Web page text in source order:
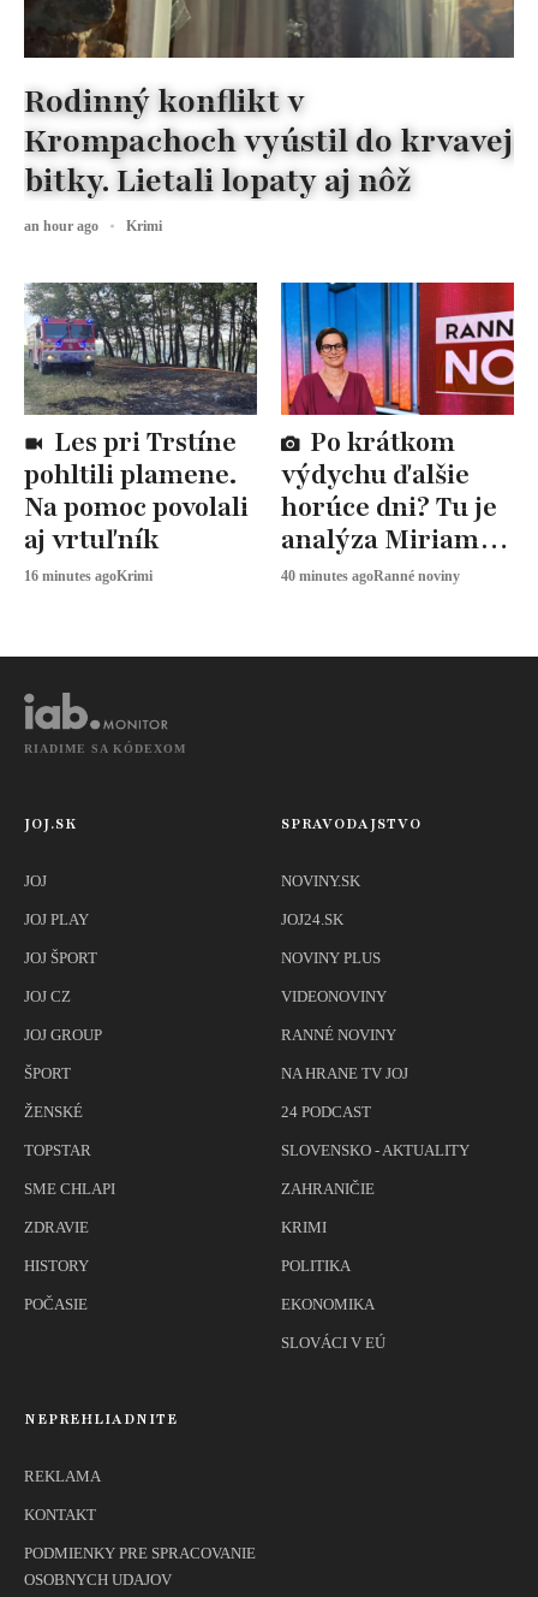
pohltili plamene.
Na pomoc povolali
aj vrtuľník
16 minutes agoKrimi
výdychu ďalšie
horúce dni? Tu je
analýza Miriam
JAROŠOVEJ
40 minutes agoRanné noviny
Rodinný konflikt v
Krompachoch vyústil do krvavej
bitky. Lietali lopaty aj nôž
an hour ago Krimi
RIADIME SA KÓDEXOM
JOJ.SK
JOJ
JOJ PLAY
JOJ ŠPORT
JOJ CZ
JOJ GROUP
ŠPORT
ŽENSKÉ
TOPSTAR
SME CHLAPI
ZDRAVIE
HISTORY
POČASIE
SPRAVODAJSTVO
NOVINY.SK
JOJ24.SK
NOVINY PLUS
VIDEONOVINY
RANNÉ NOVINY
NA HRANE TV JOJ
24 PODCAST
SLOVENSKO - AKTUALITY
ZAHRANIČIE
KRIMI
POLITIKA
EKONOMIKA
SLOVÁCI V EÚ
NEPREHLIADNITE
REKLAMA
KONTAKT
PODMIENKY PRE SPRACOVANIE
OSOBNYCH UDAJOV